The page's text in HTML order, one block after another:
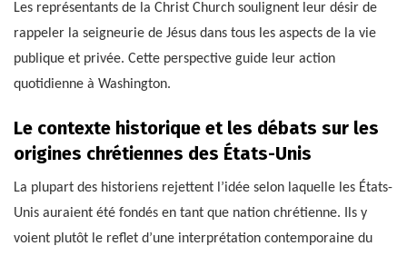
Les représentants de la Christ Church soulignent leur désir de
rappeler la seigneurie de Jésus dans tous les aspects de la vie
publique et privée. Cette perspective guide leur action
quotidienne à Washington.
Le contexte historique et les débats sur les
origines chrétiennes des États-Unis
La plupart des historiens rejettent l’idée selon laquelle les États-
Unis auraient été fondés en tant que nation chrétienne. Ils y
voient plutôt le reflet d’une interprétation contemporaine du